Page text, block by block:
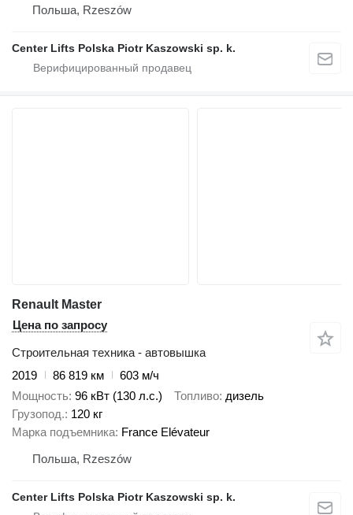
Польша, Rzeszów
Center Lifts Polska Piotr Kaszowski sp. k.
Renault Master
Цена по запросу
Строительная техника - автовышка
2019
86 819 км
603 м/ч
Мощность 96 кВт (130 л.с.) Топливо дизель
Грузопод. 120 кг
Марка подъемника France Elévateur
Польша, Rzeszów
Center Lifts Polska Piotr Kaszowski sp. k.